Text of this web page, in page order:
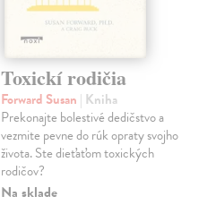
Toxickí rodičia
Forward Susan | Kniha
Prekonajte bolestivé dedičstvo a
vezmite pevne do rúk opraty svojho
života. Ste dieťaťom toxických
rodičov?
Na sklade